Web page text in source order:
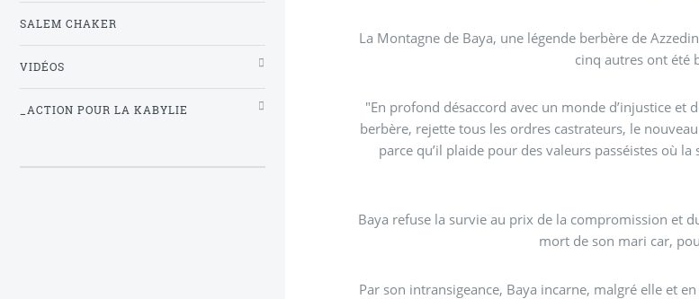
La Montagne de Baya, une légende berbère de
cinq autres ont été
"En profond désaccord avec un monde d’injustice
berbère, rejette tous les ordres castrateurs, le
parce qu’il plaide pour des valeurs passéistes où
Baya refuse la survie au prix de la compromission et
mort de son mari car,
Par son intransigeance, Baya incarne, malgré elle et
SALEM CHAKER
VIDÉOS
_ACTION POUR LA KABYLIE